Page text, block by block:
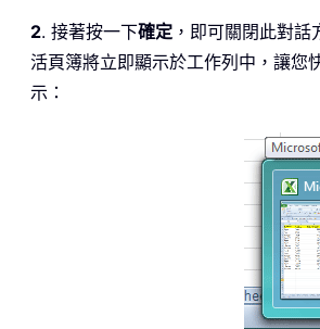
2. 接著按一下確定 ，即可關閉此對
活頁簿將立即顯示於工作列中，讓您
示：